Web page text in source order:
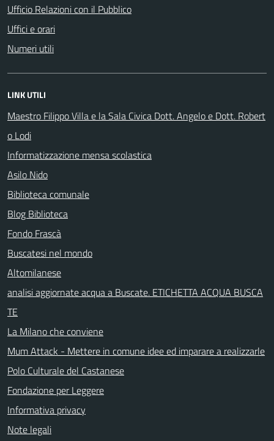
Ufficio Relazioni con il Pubblico
Uffici e orari
Numeri utili
LINK UTILI
Maestro Filippo Villa e la Sala Civica Dott. Angelo e Dott. Robert
o Lodi
Informatizzazione mensa scolastica
Asilo Nido
Biblioteca comunale
Blog Biblioteca
Fondo Frascà
Buscatesi nel mondo
Altomilanese
analisi aggiornate acqua a Buscate. ETICHETTA ACQUA BUSCA
TE
La Milano che conviene
Mum Attack - Mettere in comune idee ed imparare a realizzarle
Polo Culturale del Castanese
Fondazione per Leggere
Informativa privacy
Note legali